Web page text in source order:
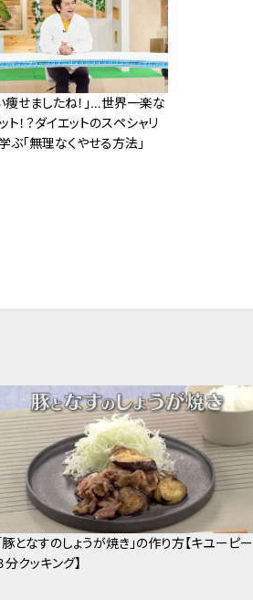
痩せましたね！」…世界一楽な
ト！？ダイエットのスペシャリ
ぶ「無理なくやせる方法」
豚となすのしょうが焼き」の作り方【キユーピー
分クッキング】